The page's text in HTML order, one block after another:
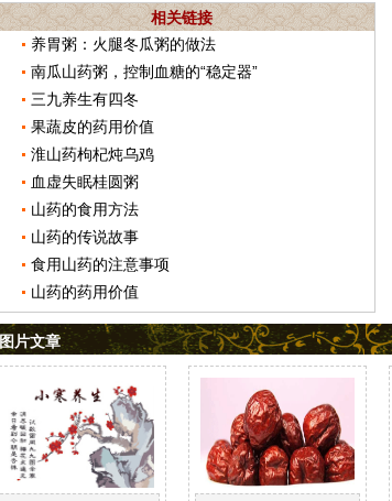
相关链接
养胃粥：火腿冬瓜粥的做法
南瓜山药粥，控制血糖的“稳定器”
三九养生有四冬
果蔬皮的药用价值
淮山药枸杞炖乌鸡
血虚失眠桂圆粥
山药的食用方法
山药的传说故事
食用山药的注意事项
山药的药用价值
图片文章